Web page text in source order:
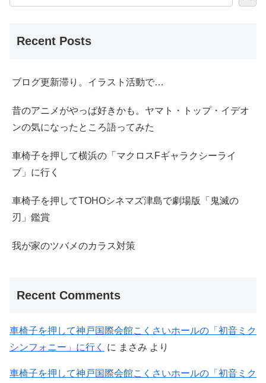
Recent Posts
ブログ更新滞り。イラスト活動で…
昔のアニメがやっぱ好きかも。ヤマト・トップ・イデオ
ンの気になったところ語ってみた
車椅子を押して横浜の「マクロスFギャラクシーライ
ブ」に行く
車椅子を押してTOHOシネマズ津島で劇場版「鬼滅の
刃」鑑賞
我が家のツバメのカラス対策
Recent Comments
車椅子を押して神戸国際会館こくさいホールの「初音ミク
シンフォニー」に行く
に まさみ より
車椅子を押して神戸国際会館こくさいホールの「初音ミク